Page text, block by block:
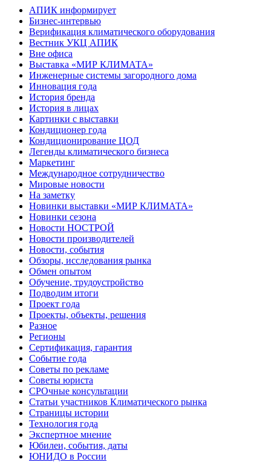
АПИК информирует
Бизнес-интервью
Верификация климатического оборудования
Вестник УКЦ АПИК
Вне офиса
Выставка «МИР КЛИМАТА»
Инженерные системы загородного дома
Инновация года
История бренда
История в лицах
Картинки с выставки
Кондиционер года
Кондиционирование ЦОД
Легенды климатического бизнеса
Маркетинг
Международное сотрудничество
Мировые новости
На заметку
Новинки выставки «МИР КЛИМАТА»
Новинки сезона
Новости НОСТРОЙ
Новости производителей
Новости, события
Обзоры, исследования рынка
Обмен опытом
Обучение, трудоустройство
Подводим итоги
Проект года
Проекты, объекты, решения
Разное
Регионы
Сертификация, гарантия
Событие года
Советы по рекламе
Советы юриста
СРОчные консультации
Статьи участников Климатического рынка
Страницы истории
Технология года
Экспертное мнение
Юбилеи, события, даты
ЮНИДО в России